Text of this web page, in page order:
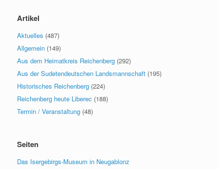
Artikel
Aktuelles (487)
Allgemein (149)
Aus dem Heimatkreis Reichenberg (292)
Aus der Sudetendeutschen Landsmannschaft (195)
Historisches Reichenberg (224)
Reichenberg heute Liberec (188)
Termin / Veranstaltung (48)
Seiten
Das Isergebirgs-Museum in Neugablonz